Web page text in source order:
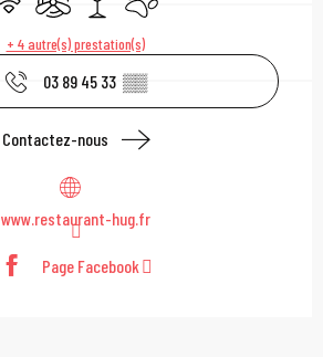
+ 4 autre(s) prestation(s)
03 89 45 33 ▒▒
Contactez-nous
www.restaurant-hug.fr
Page Facebook